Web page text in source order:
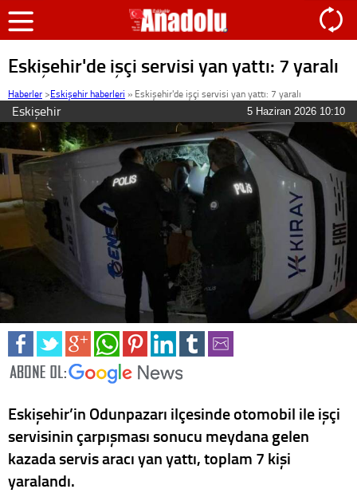
Eskişehir'de işçi servisi yan yattı: 7 yaralı
Haberler >Eskişehir haberleri » Eskişehir'de işçi servisi yan yattı: 7 yaralı
Eskişehir 5 Haziran 2026 10:10
Eskişehir’in Odunpazarı ilçesinde otomobil ile işçi
servisinin çarpışması sonucu meydana gelen
kazada servis aracı yan yattı, toplam 7 kişi
yaralandı.